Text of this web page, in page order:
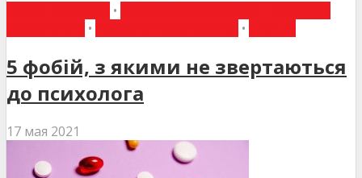
•
• •
5 фобій, з якими не звертаються
до психолога
17 мая 2021